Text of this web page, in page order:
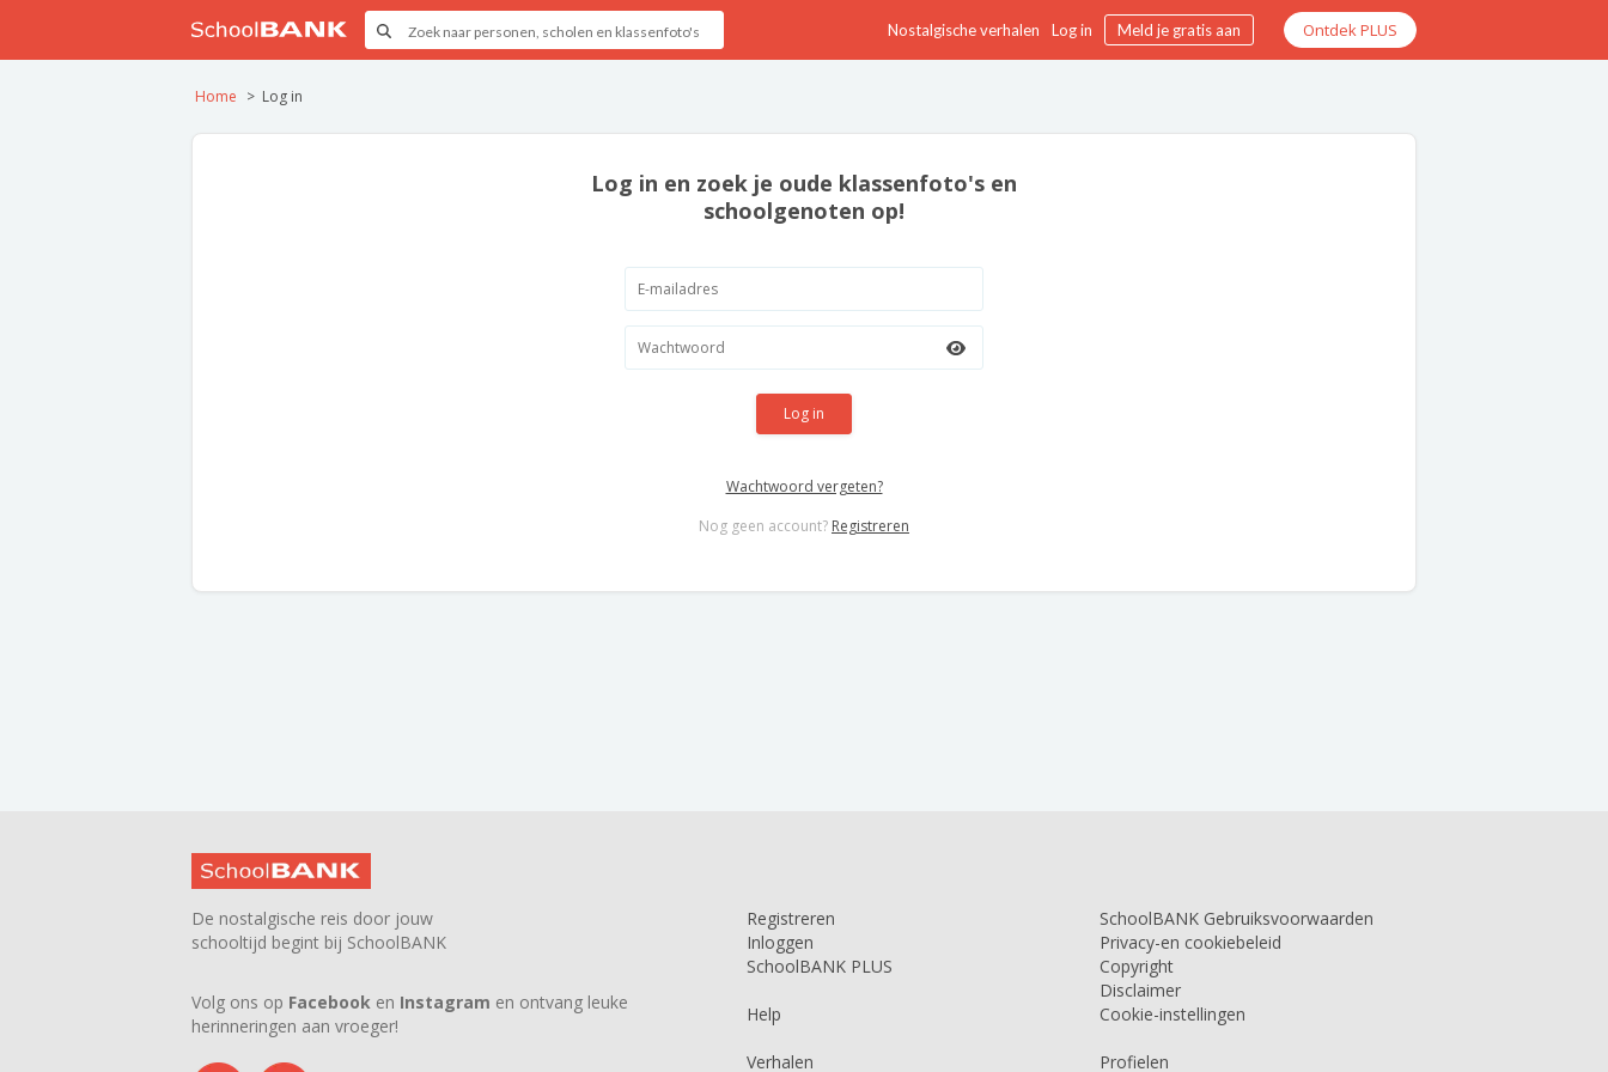
Nostalgische verhalen Log in Meld je gratis aan Ontdek PLUS
Home Log in
Log in en zoek je oude klassenfoto's en
schoolgenoten op!
Log in
Wachtwoord vergeten?
Nog geen account? Registreren
De nostalgische reis door jouw
schooltijd begint bij SchoolBANK
Volg ons op Facebook en Instagram en ontvang leuke
herinneringen aan vroeger!
Registreren
Inloggen
SchoolBANK PLUS
Help
Verhalen
SchoolBANK Gebruiksvoorwaarden
Privacy-en cookiebeleid
Copyright
Disclaimer
Cookie-instellingen
Profielen